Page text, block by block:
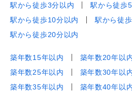
駅から徒歩3分以内
駅から徒歩
駅から徒歩10分以内
駅から徒
駅から徒歩20分以内
築年数15年以内
築年数20年以
築年数25年以内
築年数30年以
築年数35年以内
築年数40年以